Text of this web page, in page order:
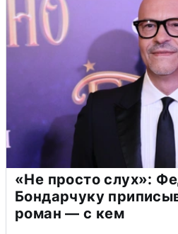
«Не просто слух»:
Бондарчуку
роман — с кем